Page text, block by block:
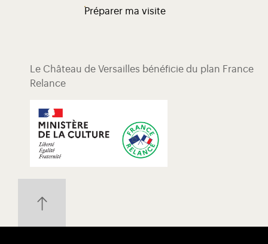
Préparer ma visite
Le Château de Versailles bénéficie du plan France
Relance